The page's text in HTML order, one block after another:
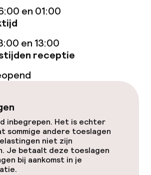
en 01:00
en 13:00
receptie
inbegrepen. Het is echter
sommige andere toeslagen
niet zijn
Je betaalt deze toeslagen
bij aankomst in je